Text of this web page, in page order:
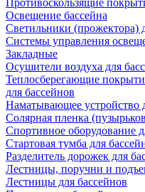
Противоскользящие
Освещение бассейна
Светильники (прожектора)
Системы управления
Закладные
Осушители воздуха для
Теплосберегающие
для бассейнов
Наматывающее устройство
Солярная пленка
Спортивное оборудование
Стартовая тумба для
Разделитель дорожек для
Лестницы, поручни и
Лестницы для бассейнов